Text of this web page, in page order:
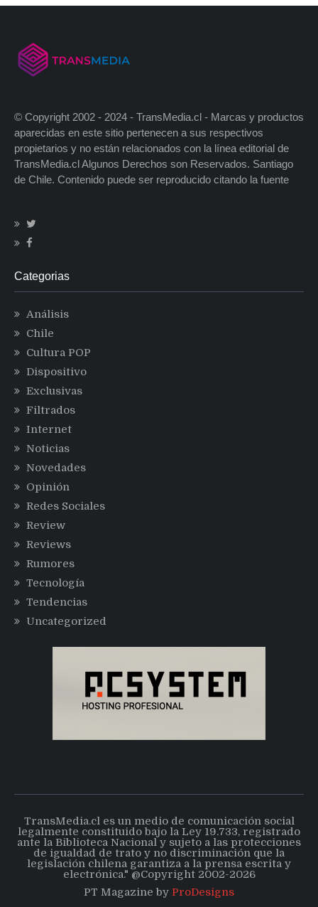
© Copyright 2002 - 2024 - TransMedia.cl - Marcas y productos
aparecidas en este sitio pertenecen a sus respectivos
propietarios y no están relacionados con la línea editorial de
TransMedia.cl Algunos Derechos son Reservados. Santiago
de Chile. Contenido puede ser reproducido citando la fuente
Categorias
Análisis
Chile
Cultura POP
Dispositivo
Exclusivas
Filtrados
Internet
Noticias
Novedades
Opinión
Redes Sociales
Review
Reviews
Rumores
Tecnología
Tendencias
Uncategorized
TransMedia.cl es un medio de comunicación social
legalmente constituido bajo la Ley 19.733, registrado
ante la Biblioteca Nacional y sujeto a las protecciones
de igualdad de trato y no discriminación que la
legislación chilena garantiza a la prensa escrita y
electrónica." @Copyright 2002-2026
PT Magazine by ProDesigns